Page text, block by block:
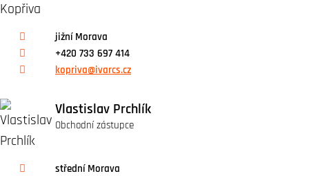
jižní Morava
+420 733 697 414
kopriva@ivarcs.cz
Vlastislav Prchlík
Obchodní zástupce
střední Morava